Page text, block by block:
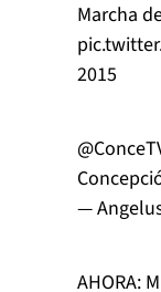
Marcha
2015
—
AHORA: